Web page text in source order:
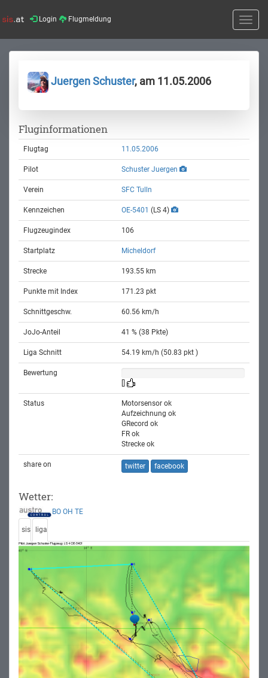
Login Flugmeldung
Toggle
Juergen Schuster, am 11.05.2006
Fluginformationen
Flugtag 11.05.2006
Pilot Schuster Juergen
Verein SFC Tulln
Kennzeichen OE-5401 (LS 4)
Flugzeugindex 106
Startplatz Micheldorf
Strecke 193.55 km
Punkte mit Index 171.23 pkt
Schnittgeschw. 60.56 km/h
JoJo-Anteil 41 % (38 Pkte)
Liga Schnitt 54.19 km/h (50.83 pkt )
Bewertung
Status
Motorsensor ok
Aufzeichnung ok
GRecord ok
FR ok
Strecke ok
share on twitter facebook
Wetter:
BO OH TE
sis liga